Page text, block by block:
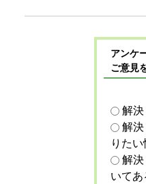
アンケ
ご意見
解
解
りた
解
いて